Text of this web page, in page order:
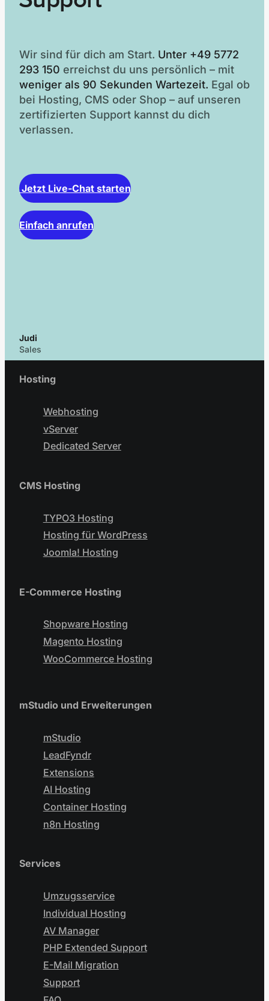
Wir sind für dich am Start. Unter +49 5772
293 150 erreichst du uns persönlich – mit
weniger als 90 Sekunden Wartezeit. Egal ob
bei Hosting, CMS oder Shop – auf unseren
zertifizierten Support kannst du dich
verlassen.
Jetzt Live-Chat starten
Einfach anrufen
Judi
Sales
Hosting
Webhosting
vServer
Dedicated Server
CMS Hosting
TYPO3 Hosting
Hosting für WordPress
Joomla! Hosting
E-Commerce Hosting
Shopware Hosting
Magento Hosting
WooCommerce Hosting
mStudio und Erweiterungen
mStudio
LeadFyndr
Extensions
AI Hosting
Container Hosting
n8n Hosting
Services
Umzugsservice
Individual Hosting
AV Manager
PHP Extended Support
E-Mail Migration
Support